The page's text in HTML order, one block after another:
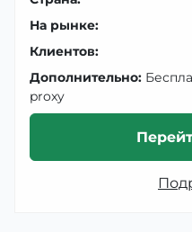
На рынке:
Клиентов:
Дополнительно:
proxy